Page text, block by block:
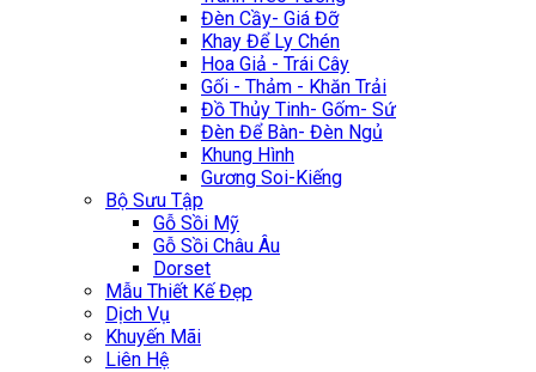
Đèn Cầy- Giá Đỡ
Khay Để Ly Chén
Hoa Giả - Trái Cây
Gối - Thảm - Khăn Trải
Đồ Thủy Tinh- Gốm- Sứ
Đèn Để Bàn- Đèn Ngủ
Khung Hình
Gương Soi-Kiếng
Bộ Sưu Tập
Gỗ Sồi Mỹ
Gỗ Sồi Châu Âu
Dorset
Mẫu Thiết Kế Đẹp
Dịch Vụ
Khuyến Mãi
Liên Hệ